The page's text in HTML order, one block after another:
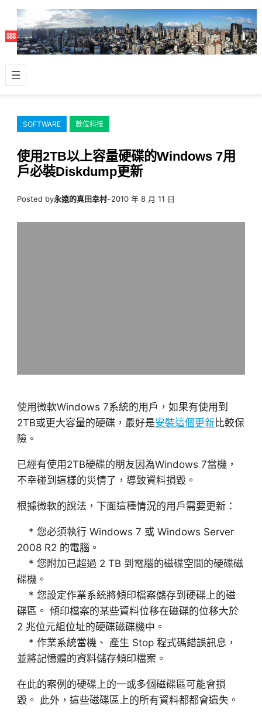
主
容
SOFTWARE 數位科技
使用2TB以上容量硬碟的Windows 7用
戶必裝Diskdump更新
Posted by永遠的真田幸村–2010 年 8 月 11 日
使用微軟Windows 7系統的用戶，如果有使用到
2TB或更大容量的硬碟，最好是安裝這個更新比較保
險。
已經有使用2TB硬碟的朋友因為Windows 7當機，
不幸碰到這樣的災情了，導致資料損毀。
根據微軟的說法，下面這種情況的用戶需要更新：
* 您必須執行 Windows 7 或 Windows Server
2008 R2 的電腦。
* 您附加已超過 2 TB 到電腦的磁碟空間的硬碟磁
碟機。
* 您設定作業系統將傾印檔案儲存到硬碟上的磁
碟區。 傾印檔案的某些資料位移在磁碟的位移大於
2 兆位元組位址的硬碟磁碟機中。
* 作業系統當機、 產生 Stop 程式碼錯誤訊息，
並將記憶體的資料儲存傾印檔案。
在此的案例的硬碟上的一或多個磁碟區可能會損
毀。 此外，這些磁碟區上的所有資料都都會遺失。